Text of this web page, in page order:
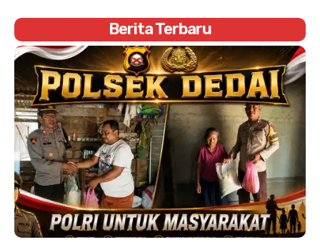
Berita Terbaru